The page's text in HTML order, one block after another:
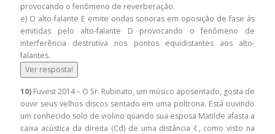
provocando o fenômeno de reverberação.
e) O alto-falante E emite ondas sonoras em oposição de fase às
emitidas pelo alto-falante D provocando o fenômeno de
interferência destrutiva nos pontos equidistantes aos alto-
falantes.
Ver resposta!
10) Fuvest 2014 – O Sr. Rubinato, um músico aposentado, gosta de
ouvir seus velhos discos sentado em uma poltrona. Está ouvindo
um conhecido solo de violino quando sua esposa Matilde afasta a
caixa acústica da direita (Cd) de uma distância ℓ, como visto na